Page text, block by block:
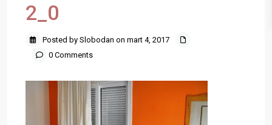
2_0
Posted by Slobodan on mart 4, 2017
0 Comments